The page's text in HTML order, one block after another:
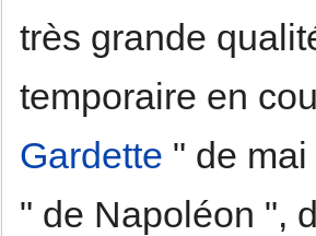
très grande
temporaire en
Gardette " de
" de Napoléon ",